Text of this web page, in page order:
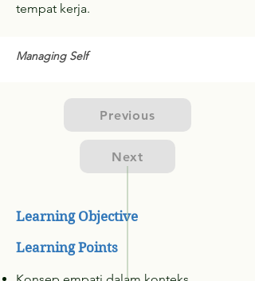
tempat kerja.
Managing Self
Previous
Next
Learning Objective
Learning Points